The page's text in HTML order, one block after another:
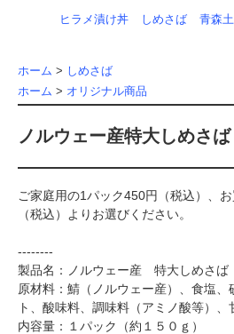
ヒラメ漬け丼 しめさば 青森
ホーム > しめさば
ホーム > オリジナル商品
ノルウェー産特大しめさば
ご家庭用の1パック450円（税込）、
（税込）よりお選びください。
--------
製品名：ノルウェー産 特大しめさば
原材料：鯖（ノルウェー産）、食塩、
ト、酸味料、調味料（アミノ酸等）、
内容量：１パック（約１５０ｇ）